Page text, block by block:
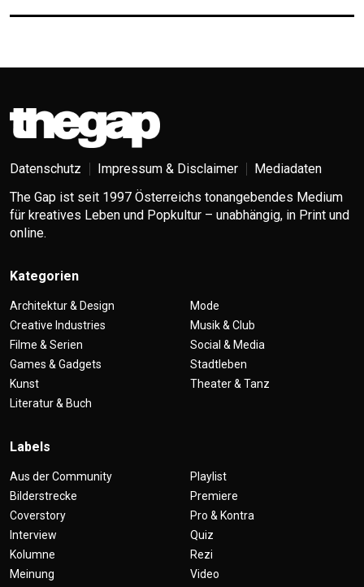
Datenschutz Impressum & Disclaimer
Mediadaten
The Gap ist seit 1997 Österreichs tonangebendes Medium
für kreatives Leben und Popkultur – unabhängig, in Print und
online.
Kategorien
Architektur & Design
Creative Industries
Filme & Serien
Games & Gadgets
Kunst
Literatur & Buch
Mode
Musik & Club
Social & Media
Stadtleben
Theater & Tanz
Labels
Aus der Community
Bilderstrecke
Coverstory
Interview
Kolumne
Meinung
Playlist
Premiere
Pro & Kontra
Quiz
Rezi
Video